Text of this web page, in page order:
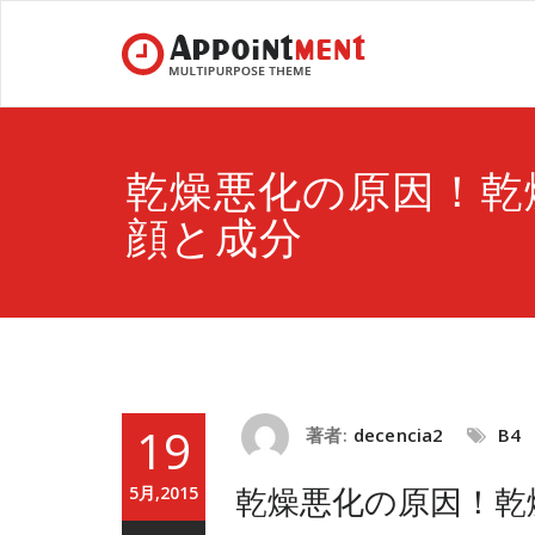
乾燥悪化の原因！
顔と成分
19
5月,2015
著者: decencia2 B4
乾燥悪化の原因！